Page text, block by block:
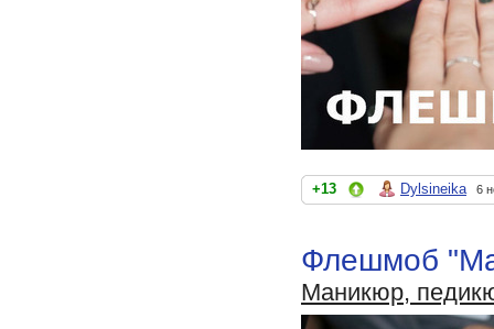
+13 Dylsineika 6
Флешмоб
Маникюр,